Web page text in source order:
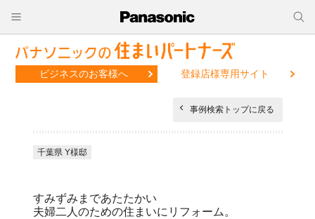
ビジネスのお客様へ 登録店様専用サイト
事例検索トップに戻る
千葉県 Y様邸
すみずみまであたたかい
夫婦二人のための住まいにリフォーム。